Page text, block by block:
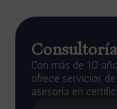
Con más de 10
ofrece servicios
asesoría en